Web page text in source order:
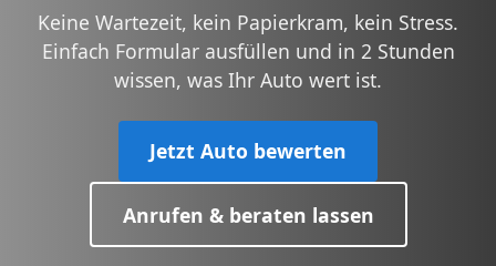
Keine Wartezeit, kein Papierkram, kein Stress.
Einfach Formular ausfüllen und in 2 Stunden
wissen, was Ihr Auto wert ist.
Jetzt Auto bewerten
Anrufen & beraten lassen